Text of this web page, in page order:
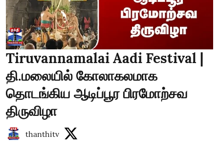
Tiruvannamalai Aadi Festival |
தி.மலையில் கோலாகலமாக
தொடங்கிய ஆடிப்பூர பிரமோற்சவ
திருவிழா
thanthitv